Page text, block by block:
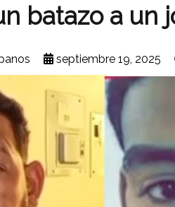
batazo a un
septiembre 19, 2025